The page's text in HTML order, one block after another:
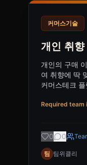
커머스기술
개인 취
개인의 구매
여 취향에 딱
커머스테크
Required team
0 0
팀 팀위클리